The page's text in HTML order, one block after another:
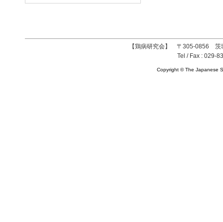
【鶏病研究会】 〒305-0856 茨
Tel / Fax : 029-
Copyright © The Japanese